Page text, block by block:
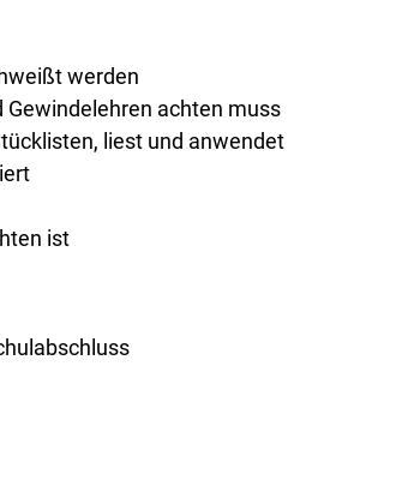
werden
Gewindelehren achten muss
liest und anwendet
ist